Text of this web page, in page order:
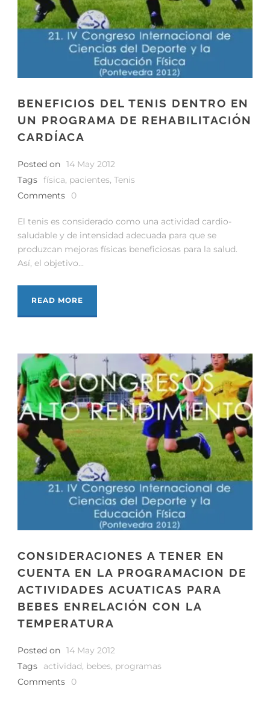
BENEFICIOS DEL TENIS DENTRO EN
UN PROGRAMA DE REHABILITACIÓN
CARDÍACA
Posted on 14 May 2012
Tags física, pacientes, Tenis
Comments
0
El tenis es considerado como una actividad cardio-
saludable y de intensidad adecuada para que se
produzcan mejoras físicas beneficiosas para la salud.
Así, el objetivo...
READ MORE
CONSIDERACIONES A TENER EN
CUENTA EN LA PROGRAMACION DE
ACTIVIDADES ACUATICAS PARA
BEBES ENRELACIÓN CON LA
TEMPERATURA
Posted on 14 May 2012
Tags
actividad, bebes, programas
Comments
0